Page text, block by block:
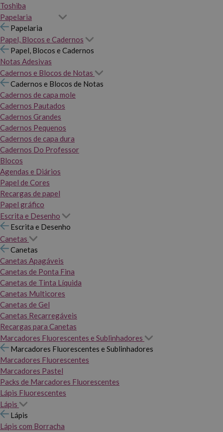
Toshiba
Papelaria
Papelaria
Papel, Blocos e Cadernos
Papel, Blocos e Cadernos
Notas Adesivas
Cadernos e Blocos de Notas
Cadernos e Blocos de Notas
Cadernos de capa mole
Cadernos Pautados
Cadernos Grandes
Cadernos Pequenos
Cadernos de capa dura
Cadernos Do Professor
Blocos
Agendas e Diários
Papel de Cores
Recargas de papel
Papel gráfico
Escrita e Desenho
Escrita e Desenho
Canetas
Canetas
Canetas Apagáveis
Canetas de Ponta Fina
Canetas de Tinta Líquida
Canetas Multicores
Canetas de Gel
Canetas Recarregáveis
Recargas para Canetas
Marcadores Fluorescentes e Sublinhadores
Marcadores Fluorescentes e Sublinhadores
Marcadores Fluorescentes
Marcadores Pastel
Packs de Marcadores Fluorescentes
Lápis Fluorescentes
Lápis
Lápis
Lápis com Borracha